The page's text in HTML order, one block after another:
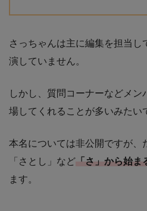
さっちゃんは主に編集を担当し
演していません。
しかし、質問コーナーなどメン
場してくれることが多いみたい
本名については非公開ですが、
「さとし」など 「さ」から始ま
ます。